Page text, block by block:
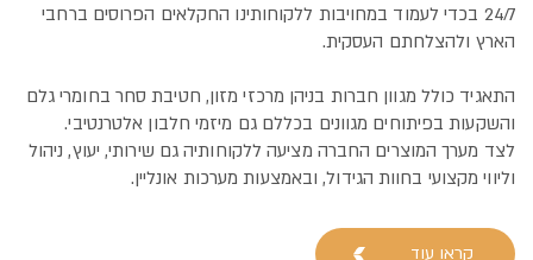
24/7 בכדי לעמוד במחויבות ללקוחותינו החקלאים הפרוסים ברחבי
הארץ ולהצלחתם העסקית.
התאגיד כולל מגוון חברות בניהן מרכזי מזון, חטיבת סחר בחומרי גלם
והשקעות בפיתוחים מגוונים בכללם גם מיזמי חלבון אלטרנטיבי.
לצד מערך המוצרים החברה מציעה ללקוחותיה גם שירותי, יעוץ, ניהול
וליווי מקצועי בחוות הגידול, ובאמצעות מערכות אונליין.
קראו עוד